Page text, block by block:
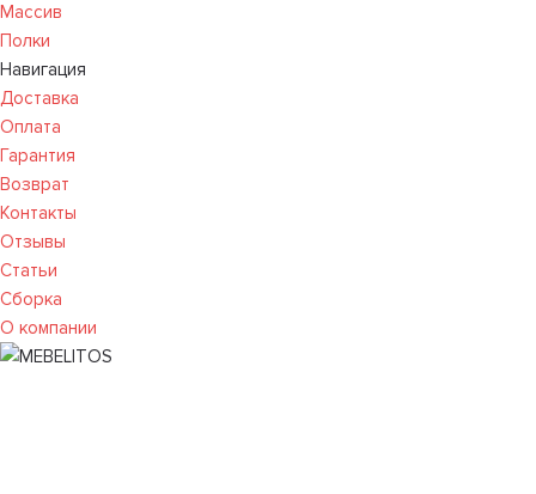
Массив
Полки
Навигация
Доставка
Оплата
Гарантия
Возврат
Контакты
Отзывы
Статьи
Сборка
О компании